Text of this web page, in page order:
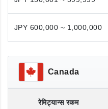
JPY 600,000 ~ 1,000,000
Canada
रेमिट्यान्स रकम